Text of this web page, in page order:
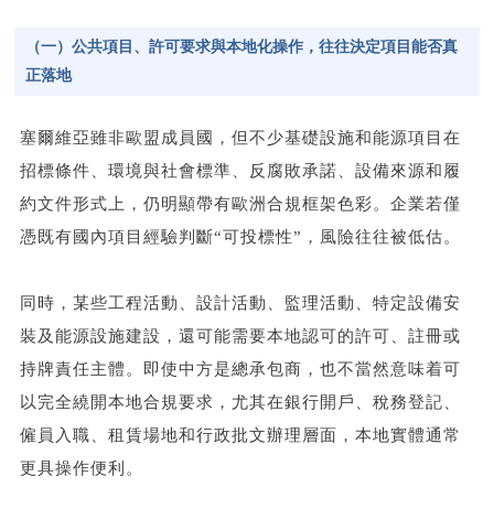
（一）公共項目、許可要求與本地化操作，往往決定項目能否真
正落地
塞爾維亞雖非歐盟成員國，但不少基礎設施和能源項目在
招標條件、環境與社會標準、反腐敗承諾、設備來源和履
約文件形式上，仍明顯帶有歐洲合規框架色彩。企業若僅
憑既有國內項目經驗判斷“可投標性”，風險往往被低估。
同時，某些工程活動、設計活動、監理活動、特定設備安
裝及能源設施建設，還可能需要本地認可的許可、註冊或
持牌責任主體。即使中方是總承包商，也不當然意味着可
以完全繞開本地合規要求，尤其在銀行開戶、稅務登記
僱員入職、租賃場地和行政批文辦理層面，本地實體通常
更具操作便利。